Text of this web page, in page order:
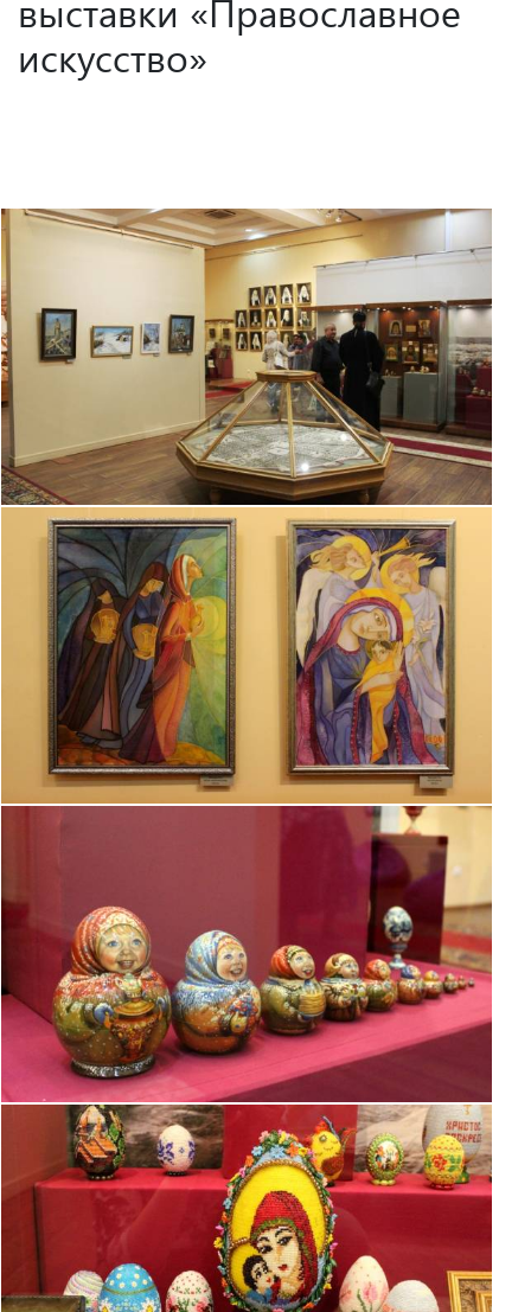
выставки «Православное
искусство»